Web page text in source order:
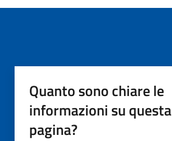
Quanto sono chiare le
informazioni su questa
pagina?